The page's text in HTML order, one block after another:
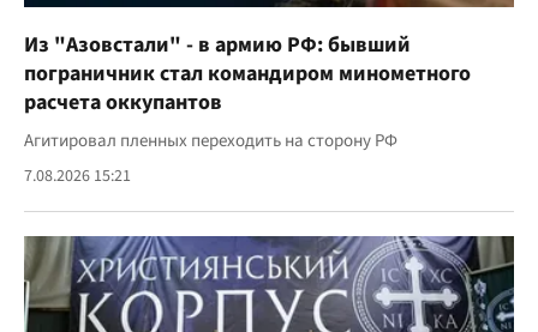
Из "Азовстали" - в армию РФ: бывший
пограничник стал командиром минометного
расчета оккупантов
Агитировал пленных переходить на сторону РФ
7.08.2026 15:21